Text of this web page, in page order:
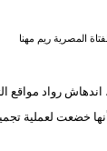
الفتاة المصرية ريم مهنا
اندهاش رواد مواقع
خضعت لعملية